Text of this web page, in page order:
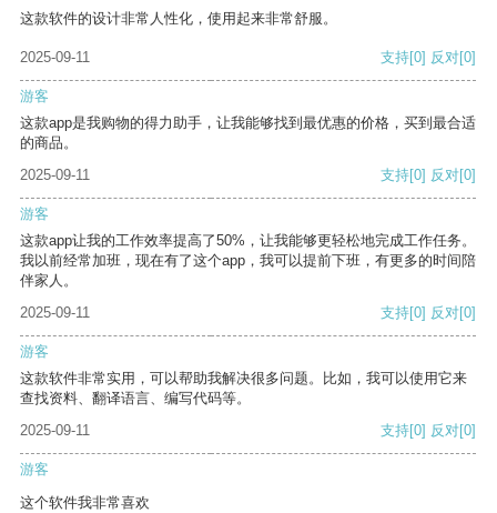
这款软件的设计非常人性化，使用起来非常舒服。
2025-09-11 支持[0] 反对[0]
游客
这款app是我购物的得力助手，让我能够找到最优惠的价格，买到最合适
的商品。
2025-09-11
支持[0] 反对[0]
游客
这款app让我的工作效率提高了50%，让我能够更轻松地完成工作任务。
我以前经常加班，现在有了这个app，我可以提前下班，有更多的时间陪
伴家人。
2025-09-11
支持[0] 反对[0]
游客
这款软件非常实用，可以帮助我解决很多问题。比如，我可以使用它来
查找资料、翻译语言、编写代码等。
2025-09-11
支持[0] 反对[0]
游客
这个软件我非常喜欢